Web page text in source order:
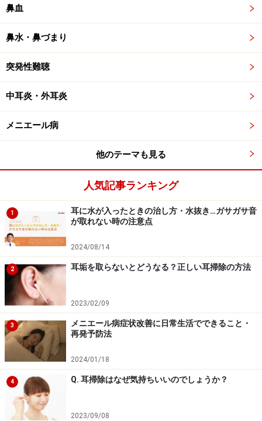
次のページ
では難聴の有無、原因をみわけるための簡単
な方法をご紹介します。
い。
切な医療機関での受診をおすすめいたします。記事内容は執筆者
個人の見解によるものであり、全ての方への有効性を保証するも
のではありません。当サイトで提供する情報に基づいて被ったい
かなる損害についても、当社、各ガイド、その他当社と契約した
情報提供者は一切の責任を負いかねます。
1/
鼻血
鼻水・鼻づまり
突発性難聴
中耳炎・外耳炎
メニエール病
他のテーマも見る
人気記事ランキング
1
耳に水が入ったときの治し方・水抜き…ガサガサ音
が取れない時の注意点
2024/08/14
2 耳垢を取らないとどうなる？正しい耳掃除の方法
2023/02/09
3
メニエール病症状改善に日常生活でできること・
再発予防法
2024/01/18
4 Q. 耳掃除はなぜ気持ちいいのでしょうか？
2023/09/08